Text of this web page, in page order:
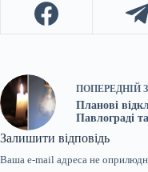
ПОПЕРЕДНІЙ
Планові
Павлограді
Залишити відповідь
Ваша e-mail адреса не